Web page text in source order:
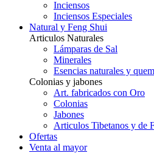
Inciensos
Inciensos Especiales
Natural y Feng Shui
Articulos Naturales
Lámparas de Sal
Minerales
Esencias naturales y
Colonias y jabones
Art. fabricados con Oro
Colonias
Jabones
Articulos Tibetanos y de
Ofertas
Venta al mayor